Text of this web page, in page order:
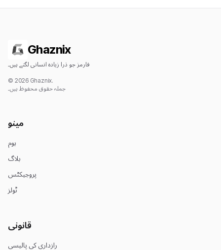
Ghaznix
فارمز جو ذرا زیادہ انسانی لگتے ہیں۔
© 2026 Ghaznix.
جملہ حقوق محفوظ ہیں۔
مینو
ہوم
بلاگ
پروجیکٹس
ٹولز
قانونی
رازداری کی پالیسی